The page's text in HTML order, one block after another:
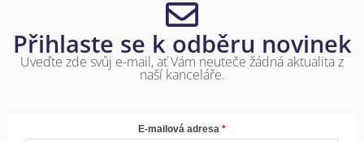
Přihlaste se k odběru novinek
Uveďte zde svůj e-mail, ať Vám neuteče žádná aktualita z
naší kanceláře.
E-mailová adresa